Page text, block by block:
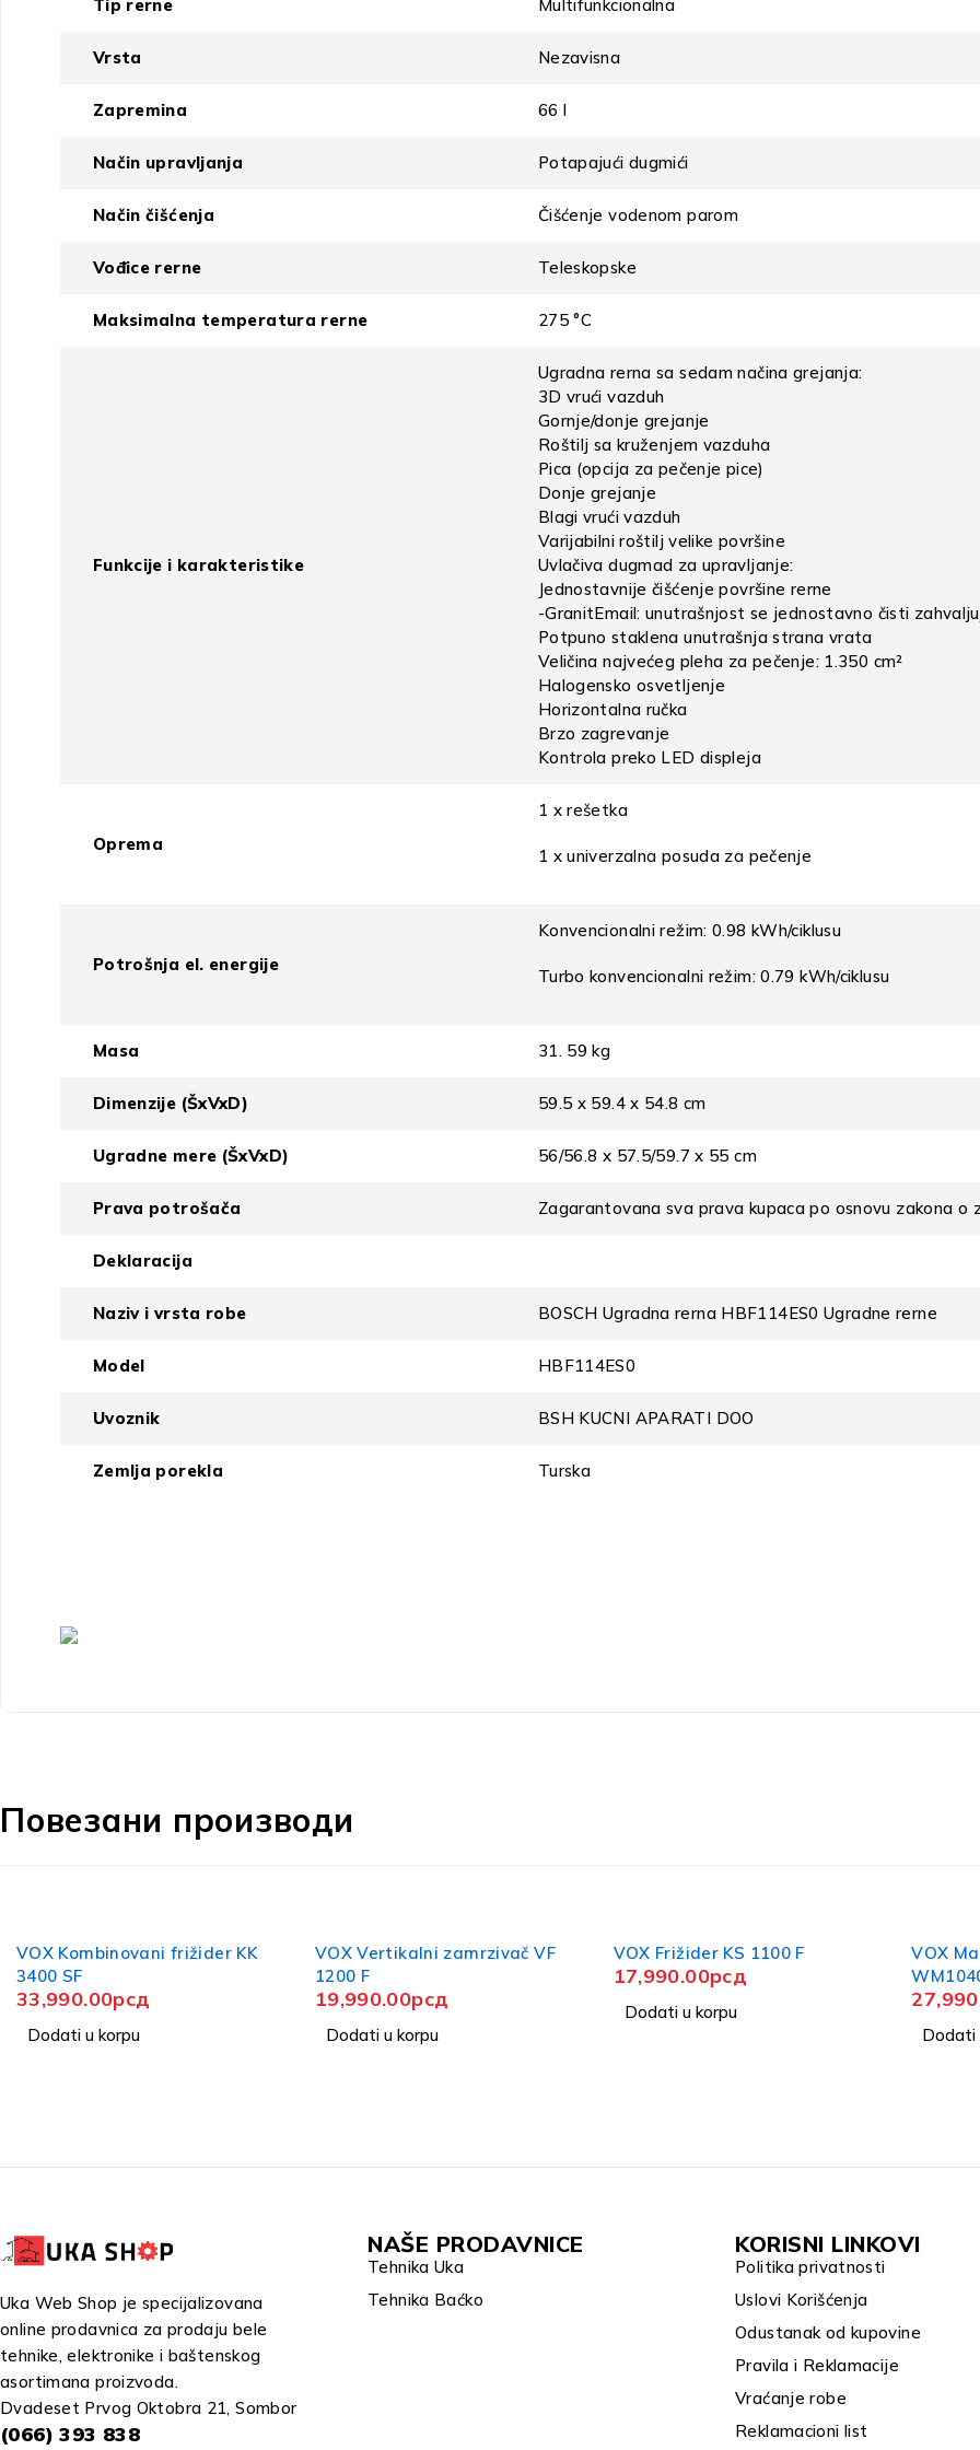
Tip rerne Multifunkcionalna
Vrsta Nezavisna
Zapremina 66 l
Način upravljanja Potapajući dugmići
Način čišćenja Čišćenje vodenom parom
Vođice rerne Teleskopske
Maksimalna temperatura rerne 275 °C
Funkcije i karakteristike
Ugradna rerna sa sedam načina grejanja:
3D vrući vazduh
Gornje/donje grejanje
Roštilj sa kruženjem vazduha
Pica (opcija za pečenje pice)
Donje grejanje
Blagi vrući vazduh
Varijabilni roštilj velike površine
Uvlačiva dugmad za upravljanje:
Jednostavnije čišćenje površine rerne
-GranitEmail: unutrašnjost se jednostavno čisti
Potpuno staklena unutrašnja strana vrata
Veličina najvećeg pleha za pečenje: 1.350 cm²
Halogensko osvetljenje
Horizontalna ručka
Brzo zagrevanje
Kontrola preko LED displeja
Oprema
1 x rešetka
1 x univerzalna posuda za pečenje
Potrošnja el. energije
Konvencionalni režim: 0.98 kWh/ciklusu
Turbo konvencionalni režim: 0.79 kWh/ciklusu
Masa 31. 59 kg
Dimenzije (ŠxVxD) 59.5 x 59.4 x 54.8 cm
Ugradne mere (ŠxVxD) 56/56.8 x 57.5/59.7 x 55 cm
Prava potrošača Zagarantovana sva prava kupaca po osnovu zakona
Deklaracija
Naziv i vrsta robe BOSCH Ugradna rerna HBF114ES0 Ugradne rerne
Model HBF114ES0
Uvoznik BSH KUCNI APARATI DOO
Zemlja porekla Turska
Повезани производи
VOX Vertikalni zamrzivač VF
1200 F
19,990.00рсд
Dodati u korpu
VOX Frižider KS 1100 F
17,990.00
Dodati u korpu
VOX Mašina za pranje veša
WM1040T15D
VOX
3730
Dodati
Uka Web Shop je specijalizovana
online prodavnica za prodaju bele
tehnike, elektronike i baštenskog
asortimana proizvoda.
Dvadeset Prvog Oktobra 21, Sombor
(066) 393 838
NAŠE PRODAVNICE
Tehnika Uka
Tehnika Baćko
KORISNI LINKOVI
Politika privatnosti
Uslovi Korišćenja
Odustanak od kupovine
Pravila i Reklamacije
Vraćanje robe
Reklamacioni list